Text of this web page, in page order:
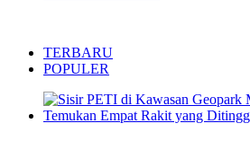
TERBARU
POPULER